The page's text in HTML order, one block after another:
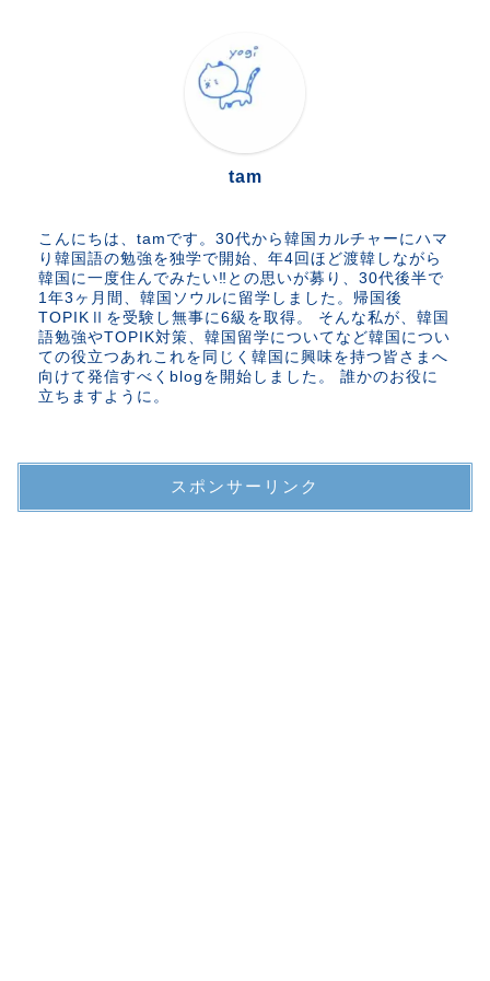
tam
こんにちは、tamです。30代から韓国カルチャーにハマ
り韓国語の勉強を独学で開始、年4回ほど渡韓しながら
韓国に一度住んでみたい‼︎との思いが募り、30代後半で
1年3ヶ月間、韓国ソウルに留学しました。帰国後
TOPIKⅡを受験し無事に6級を取得。 そんな私が、韓国
語勉強やTOPIK対策、韓国留学についてなど韓国につい
ての役立つあれこれを同じく韓国に興味を持つ皆さまへ
向けて発信すべくblogを開始しました。 誰かのお役に
立ちますように。
スポンサーリンク